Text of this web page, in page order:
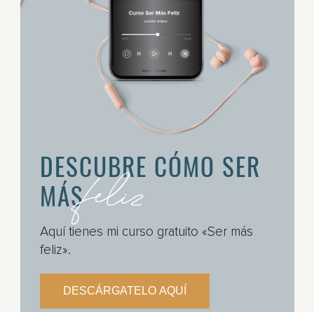
DESCUBRE CÓMO SER
MÁSfeliz
Aquí tienes mi curso gratuito «Ser más
feliz».
DESCÁRGATELO AQUÍ